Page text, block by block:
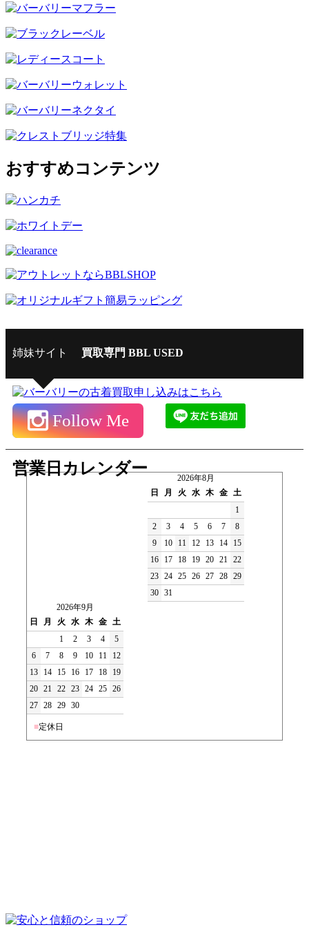
おすすめコンテンツ
姉妹サイト 買取専門 BBL USED
Follow Me
営業日カレンダー
2026年8月
日
月 火 水 木 金 土
1
2
3 4 5 6 7
8
9
10 11 12 13 14
15
16
17 18 19 20 21 22
23 24 25 26 27 28 29
30 31
2026年9月
日
月 火 水 木 金 土
1
2 3 4
5
6
7 8 9 10 11
12
13
14 15 16 17 18
19
20 21 22 23 24 25 26
27 28 29 30
■定休日